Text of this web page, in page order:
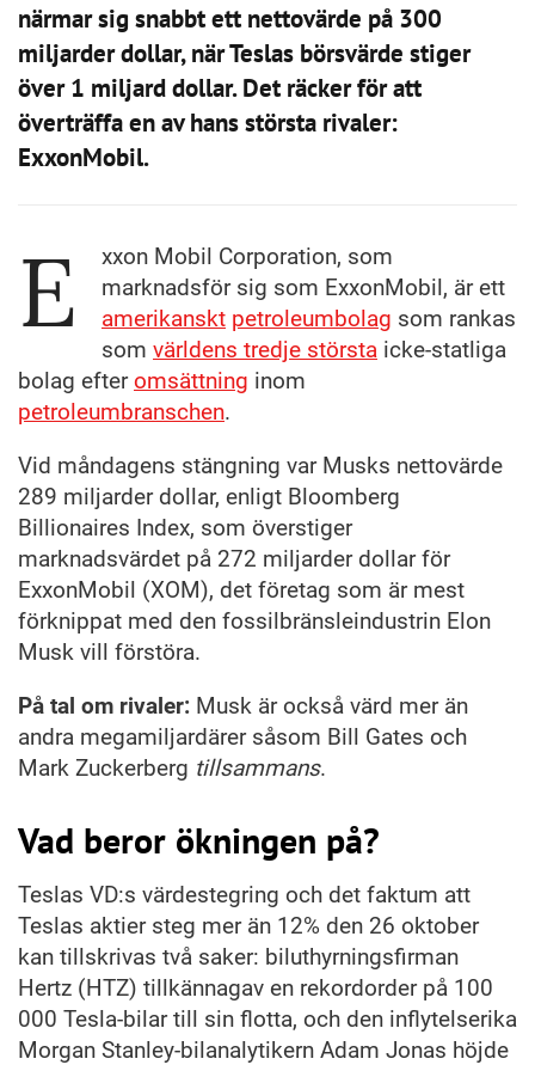
närmar sig snabbt ett nettovärde på 300
miljarder dollar, när Teslas börsvärde stiger
över 1 miljard dollar. Det räcker för att
överträffa en av hans största rivaler:
ExxonMobil.
E
xxon Mobil Corporation, som
marknadsför sig som ExxonMobil, är ett
amerikanskt petroleumbolag som rankas
som världens tredje största icke-statliga
bolag efteromsättning inom
petroleumbranschen.
Vid måndagens stängning var Musks nettovärde
289 miljarder dollar, enligt Bloomberg
Billionaires Index, som överstiger
marknadsvärdet på 272 miljarder dollar för
ExxonMobil (XOM), det företag som är mest
förknippat med den fossilbränsleindustrin Elon
Musk vill förstöra.
På tal om rivaler: Musk är också värd mer än
andra megamiljardärer såsom Bill Gates och
Mark Zuckerberg tillsammans.
Vad beror ökningen på?
Teslas VD:s värdestegring och det faktum att
Teslas aktier steg mer än 12% den 26 oktober
kan tillskrivas två saker: biluthyrningsfirman
Hertz (HTZ) tillkännagav en rekordorder på 100
000 Tesla-bilar till sin flotta, och den inflytelserika
Morgan Stanley-bilanalytikern Adam Jonas höjde